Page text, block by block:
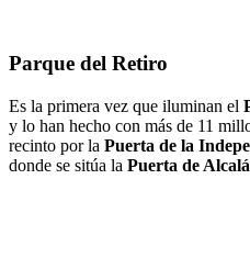
Parque del Retiro
Es la primera vez que iluminan el
y lo han hecho con más de 11
recinto por la Puerta de la
donde se sitúa la Puerta de Alcalá